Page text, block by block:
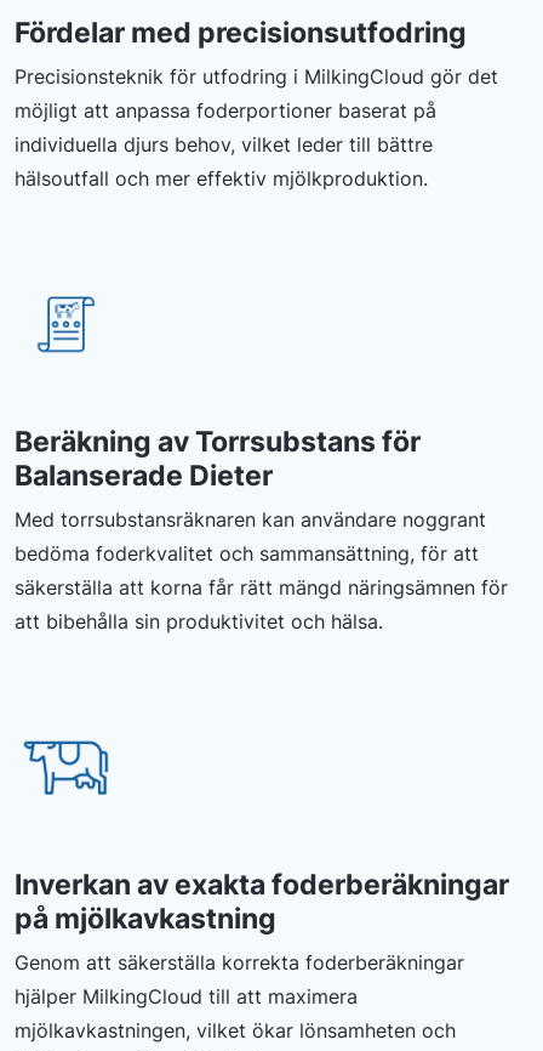
Fördelar med precisionsutfodring
Precisionsteknik för utfodring i MilkingCloud gör det
möjligt att anpassa foderportioner baserat på
individuella djurs behov, vilket leder till bättre
hälsoutfall och mer effektiv mjölkproduktion.
Beräkning av Torrsubstans för
Balanserade Dieter
Med torrsubstansräknaren kan användare noggrant
bedöma foderkvalitet och sammansättning, för att
säkerställa att korna får rätt mängd näringsämnen för
att bibehålla sin produktivitet och hälsa.
Inverkan av exakta foderberäkningar
på mjölkavkastning
Genom att säkerställa korrekta foderberäkningar
hjälper MilkingCloud till att maximera
mjölkavkastningen, vilket ökar lönsamheten och